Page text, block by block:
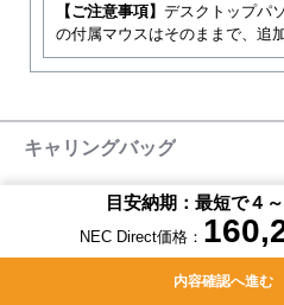
【ご注意事項】 デスクトップパ
の付属マウスはそのままで、追
キャリングバッグ
目安納期：最短で４
NEC Direct価格：
内容確認へ進む